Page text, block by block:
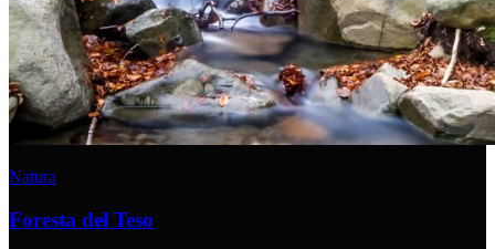
Natura
Foresta del Teso